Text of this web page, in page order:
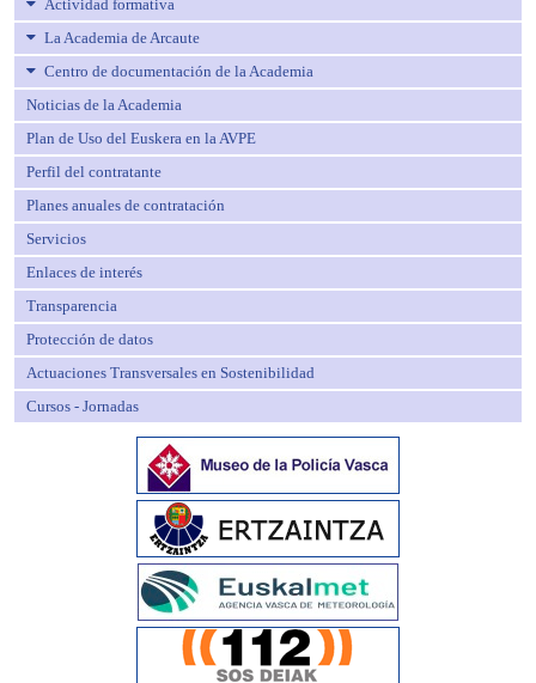
Actividad formativa
La Academia de Arcaute
Centro de documentación de la Academia
Noticias de la Academia
Plan de Uso del Euskera en la AVPE
Perfil del contratante
Planes anuales de contratación
Servicios
Enlaces de interés
Transparencia
Protección de datos
Actuaciones Transversales en Sostenibilidad
Cursos - Jornadas